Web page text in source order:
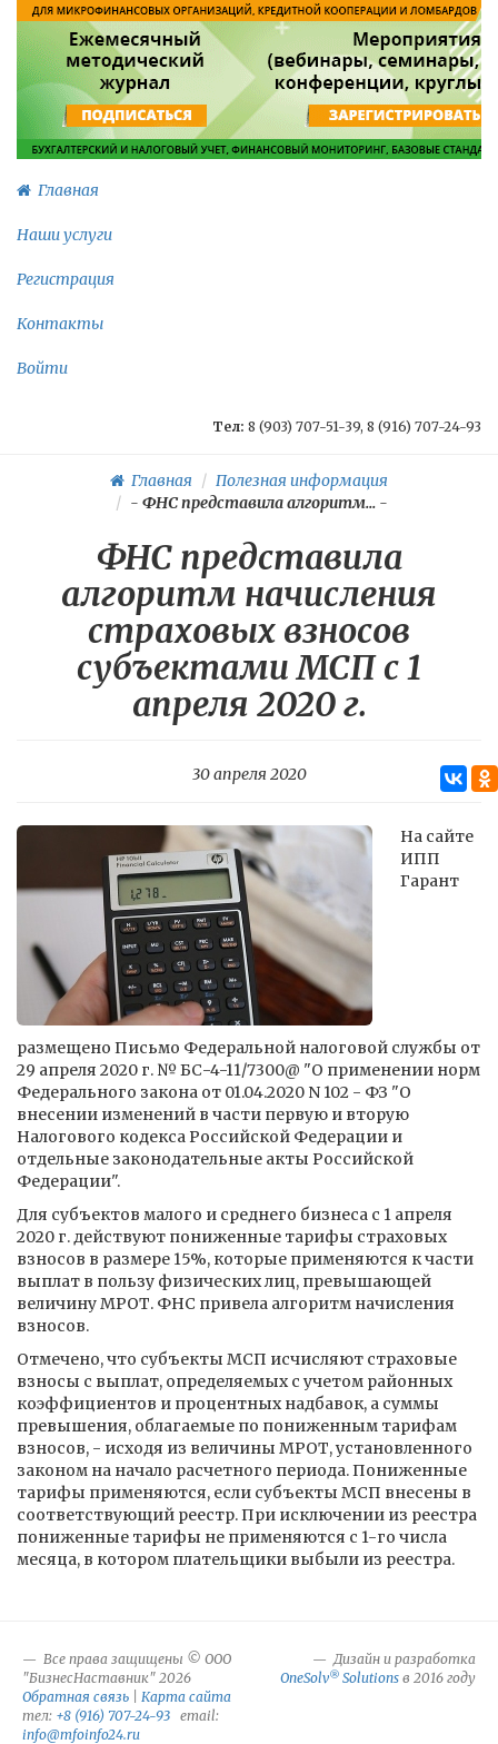
Главная
Наши услуги
Регистрация
Контакты
Войти
Тел: 8 (903) 707-51-39, 8 (916) 707-24-93
Главная
Полезная информация
- ФНС представила алгоритм... -
ФНС представила
алгоритм начисления
страховых взносов
субъектами МСП с 1
апреля 2020 г.
30 апреля 2020
На сайте
ИПП
Гарант
размещено Письмо Федеральной налоговой службы от
29 апреля 2020 г. № БС-4-11/7300@ "О применении норм
Федерального закона от 01.04.2020 N 102 - ФЗ "О
внесении изменений в части первую и вторую
Налогового кодекса Российской Федерации и
отдельные законодательные акты Российской
Федерации".
Для субъектов малого и среднего бизнеса с 1 апреля
2020 г. действуют пониженные тарифы страховых
взносов в размере 15%, которые применяются к части
выплат в пользу физических лиц, превышающей
величину МРОТ. ФНС привела алгоритм начисления
взносов.
Отмечено, что субъекты МСП исчисляют страховые
взносы с выплат, определяемых с учетом районных
коэффициентов и процентных надбавок, а суммы
превышения, облагаемые по пониженным тарифам
взносов, - исходя из величины МРОТ, установленного
законом на начало расчетного периода. Пониженные
тарифы применяются, если субъекты МСП внесены в
соответствующий реестр. При исключении из реестра
пониженные тарифы не применяются с 1-го числа
месяца, в котором плательщики выбыли из реестра.
Все права защищены © ООО
"БизнесНаставник" 2026
Обратная связь
Карта сайта
тел: +8 (916) 707-24-93 email:
info@mfoinfo24.ru
Дизайн и разработка
OneSolv® Solutions в 2016 году